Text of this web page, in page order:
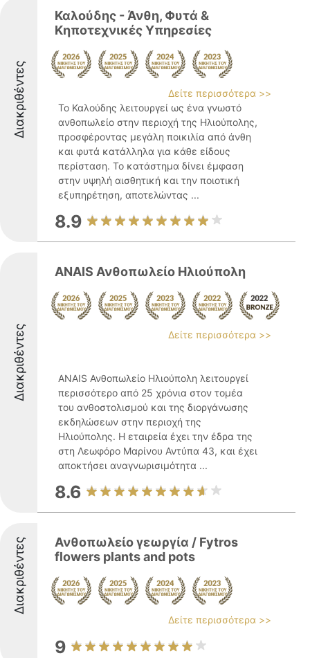
Διακριθέντες
Καλούδης - Άνθη, Φυτά &
Κηποτεχνικές Υπηρεσίες
Δείτε περισσότερα >>
Το Καλούδης λειτουργεί ως ένα γνωστό
ανθοπωλείο στην περιοχή της Ηλιούπολης,
προσφέροντας μεγάλη ποικιλία από άνθη
και φυτά κατάλληλα για κάθε είδους
περίσταση. Το κατάστημα δίνει έμφαση
στην υψηλή αισθητική και την ποιοτική
εξυπηρέτηση, αποτελώντας ...
8.9
Διακριθέντες
ANAIS Ανθοπωλείο Ηλιούπολη
Δείτε περισσότερα >>
ANAIS Ανθοπωλείο Ηλιούπολη λειτουργεί
περισσότερο από 25 χρόνια στον τομέα
του ανθοστολισμού και της διοργάνωσης
εκδηλώσεων στην περιοχή της
Ηλιούπολης. Η εταιρεία έχει την έδρα της
στη Λεωφόρο Μαρίνου Αντύπα 43, και έχει
αποκτήσει αναγνωρισιμότητα ...
8.6
Διακριθέντες
Ανθοπωλείο γεωργία / Fytros
flowers plants and pots
Δείτε περισσότερα >>
9